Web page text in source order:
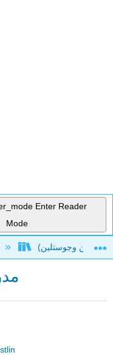
Enter Reader
Mode
hierarchy